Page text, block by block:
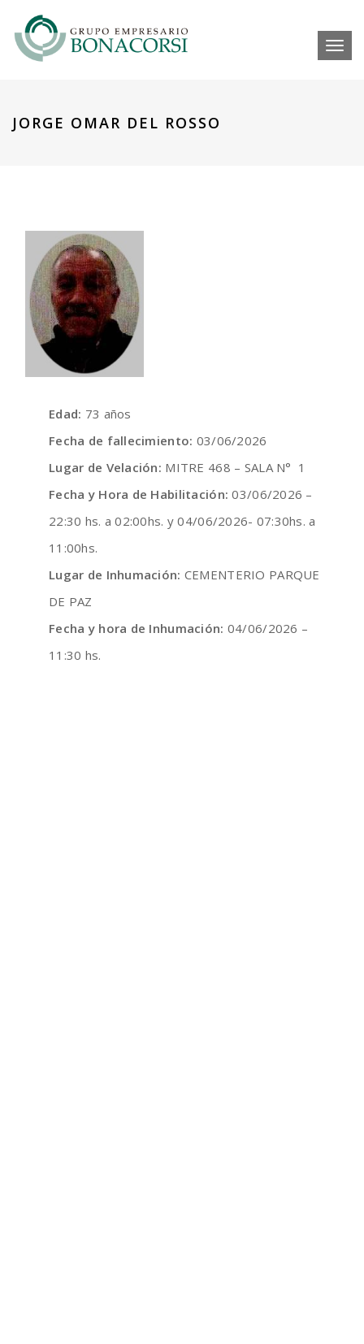
JORGE OMAR DEL ROSSO
Edad: 73 años
Fecha de fallecimiento: 03/06/2026
Lugar de Velación: MITRE 468 – SALA N° 1
Fecha y Hora de Habilitación: 03/06/2026 –
22:30 hs. a 02:00hs. y 04/06/2026- 07:30hs. a
11:00hs.
Lugar de Inhumación: CEMENTERIO PARQUE
DE PAZ
Fecha y hora de Inhumación: 04/06/2026 –
11:30 hs.